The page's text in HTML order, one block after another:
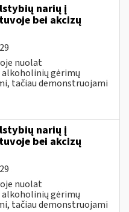
narių į
bei akcizų
nuolat
gėrimų
tačiau demonstruojami
narių į
bei akcizų
nuolat
gėrimų
tačiau demonstruojami